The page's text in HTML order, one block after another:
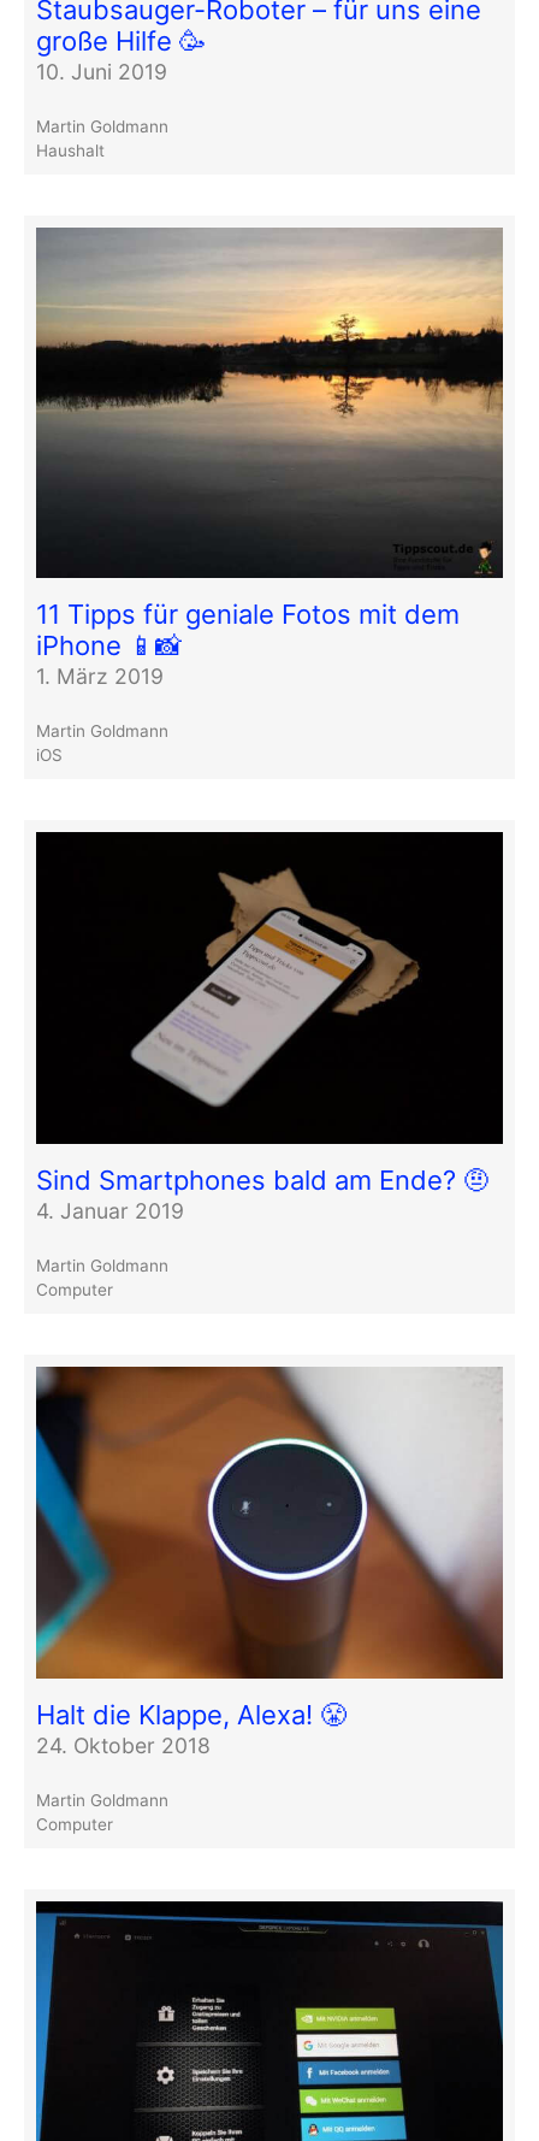
Staubsauger-Roboter – für uns eine
große Hilfe 🥳
10. Juni 2019
Martin Goldmann
Haushalt
11 Tipps für geniale Fotos mit dem
iPhone 📱📸
1. März 2019
Martin Goldmann
iOS
Sind Smartphones bald am Ende? 🤨
4. Januar 2019
Martin Goldmann
Computer
Halt die Klappe, Alexa! 😤
24. Oktober 2018
Martin Goldmann
Computer